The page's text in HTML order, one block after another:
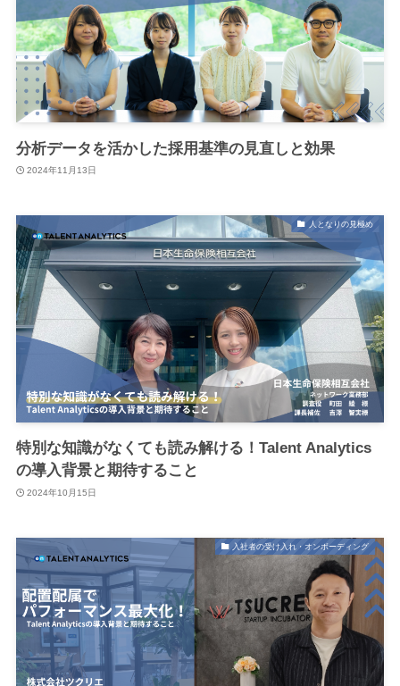
分析データを活かした採用基準の見直しと効果
2024年11月13日
人となりの見極め
特別な知識がなくても読み解ける！Talent Analytics
の導入背景と期待すること
2024年10月15日
入社者の受け入れ・オンボーディング